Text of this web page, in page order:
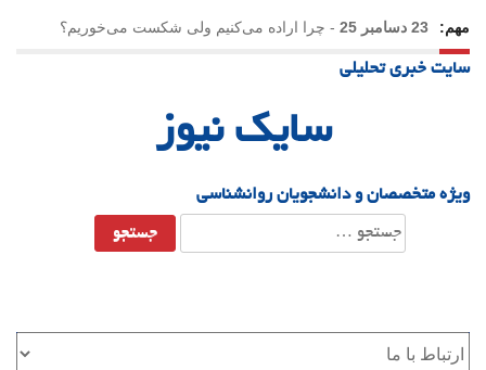
مهم: 23 دسامبر 25 - چرا اراده می‌کنیم ولی شکست می‌خوریم؟
21 دسامبر 25
سایت خبری تحلیلی
سایک نیوز
ویژه متخصصان و دانشجویان روانشناسی
جستجو
برای: